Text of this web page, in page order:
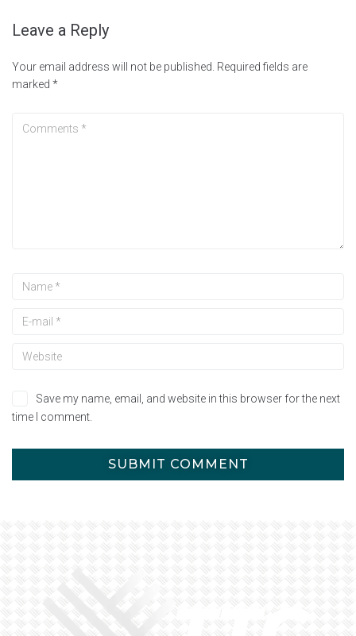
Leave a Reply
Your email address will not be published. Required fields are
marked *
Save my name, email, and website in this browser for the next
time I comment.